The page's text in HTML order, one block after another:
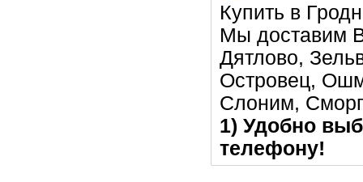
Купить в
Мы доставим
Дятлово,
Островец,
Слоним,
1) Удобно
телефону!